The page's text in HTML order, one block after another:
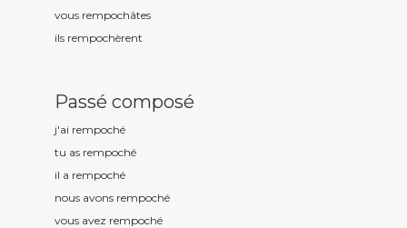
vous rempochâtes
ils rempochèrent
Passé composé
j'ai rempoché
tu as rempoché
il a rempoché
nous avons rempoché
vous avez rempoché